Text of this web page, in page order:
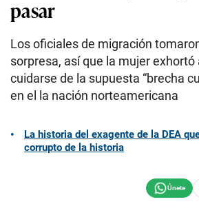
pasar
Los oficiales de migración
sorpresa, así que la mujer exhortó
cuidarse de la supuesta “brecha
en el la nación norteamericana
La historia del exagente de la DEA
corrupto de la historia